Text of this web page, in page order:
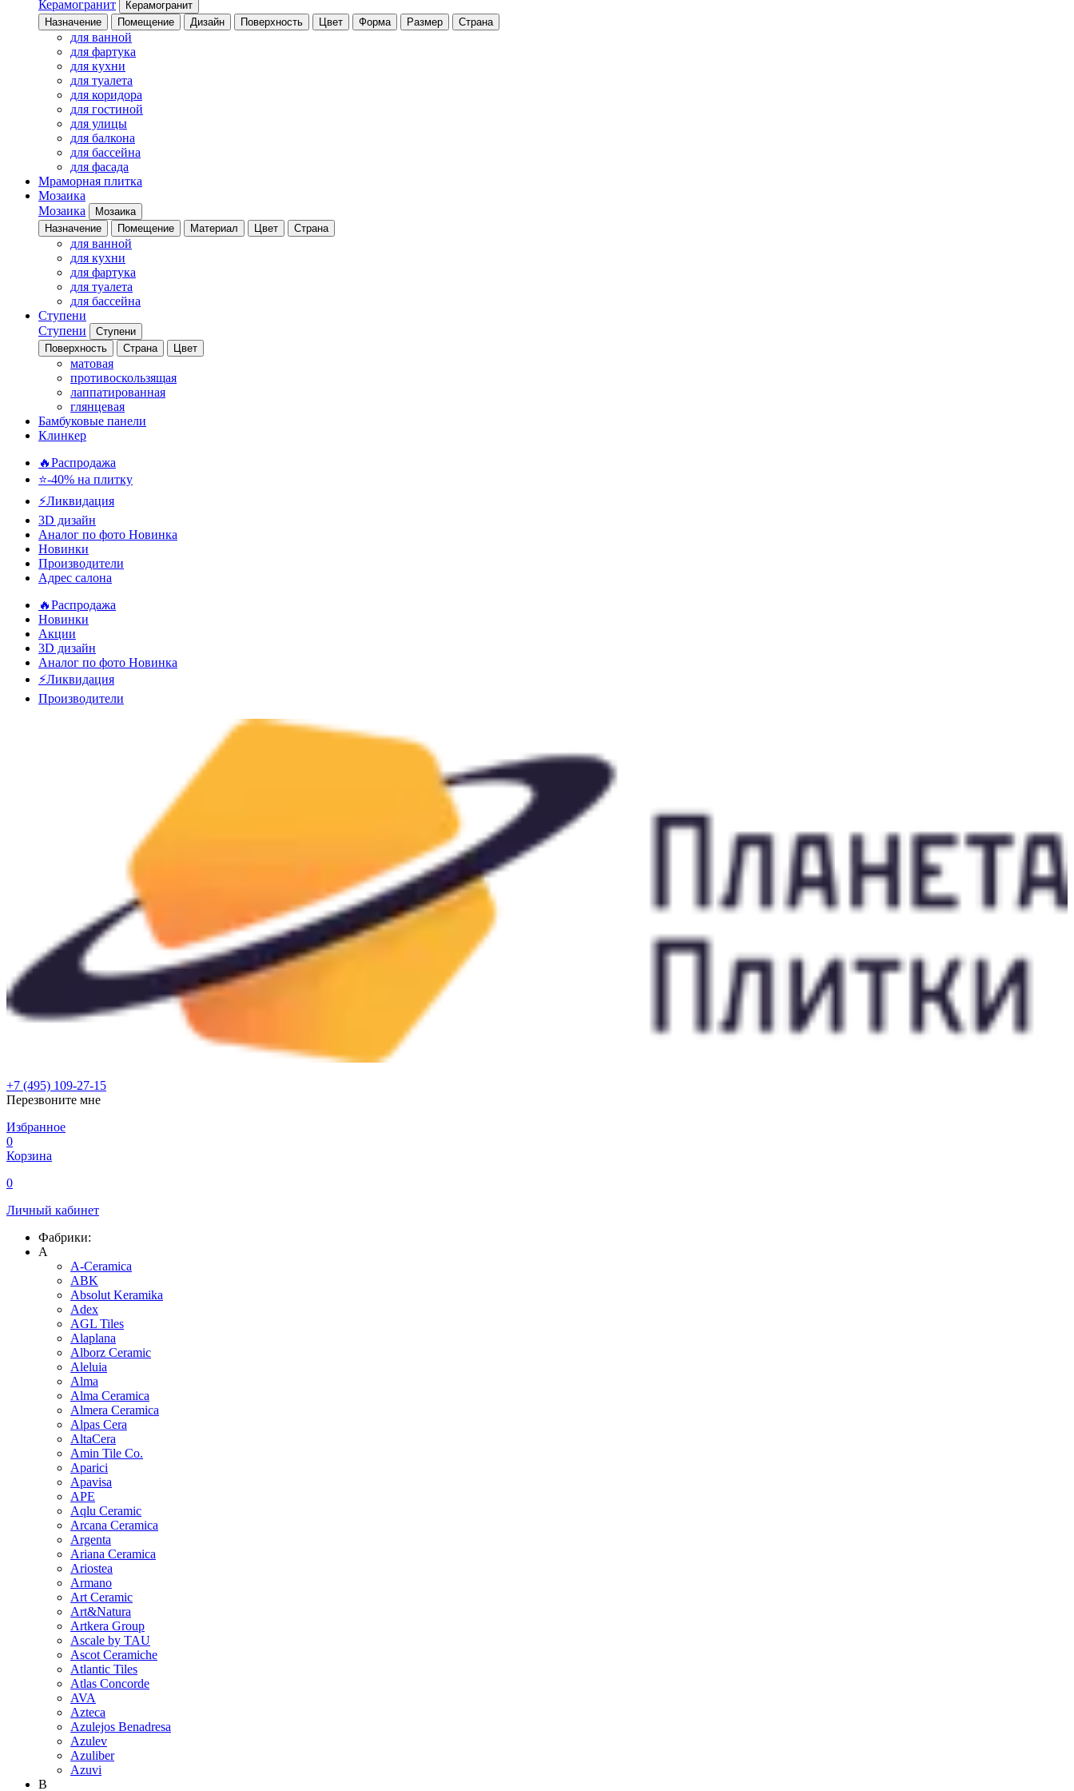
Керамогранит
Керамогранит
Назначение
Помещение Дизайн Поверхность Цвет Форма Размер Страна
для ванной
для фартука
для кухни
для туалета
для коридора
для гостиной
для улицы
для балкона
для бассейна
для фасада
Мраморная плитка
Мозаика
Мозаика
Мозаика
Назначение
Помещение Материал Цвет Страна
для ванной
для кухни
для фартука
для туалета
для бассейна
Ступени
Ступени
Ступени
Поверхность
Страна Цвет
матовая
противоскользящая
лаппатированная
глянцевая
Бамбуковые панели
Клинкер
🔥Распродажа
⭐-40% на плитку
⚡️Ликвидация
3D дизайн
Аналог по фото Новинка
Новинки
Производители
Адрес салона
🔥Распродажа
Новинки
Акции
3D дизайн
Аналог по фото Новинка
⚡Ликвидация
Производители
+7 (495) 109-27-15
Перезвоните мне
Избранное
0
Корзина
0
Личный кабинет
Фабрики:
A
A-Ceramica
ABK
Absolut Keramika
Adex
AGL Tiles
Alaplana
Alborz Ceramic
Aleluia
Alma
Alma Ceramica
Almera Ceramica
Alpas Cera
AltaCera
Amin Tile Co.
Aparici
Apavisa
APE
Aqlu Ceramic
Arcana Ceramica
Argenta
Ariana Ceramica
Ariostea
Armano
Art Ceramic
Art&Natura
Artkera Group
Ascale by TAU
Ascot Ceramiche
Atlantic Tiles
Atlas Concorde
AVA
Azteca
Azulejos Benadresa
Azulev
Azuliber
Azuvi
B